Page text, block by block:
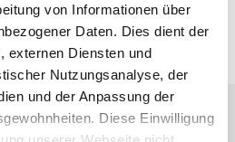
von Informationen über
Daten. Dies dient der
externen Diensten und
Nutzungsanalyse, der
und der Anpassung der
Diese Einwilligung